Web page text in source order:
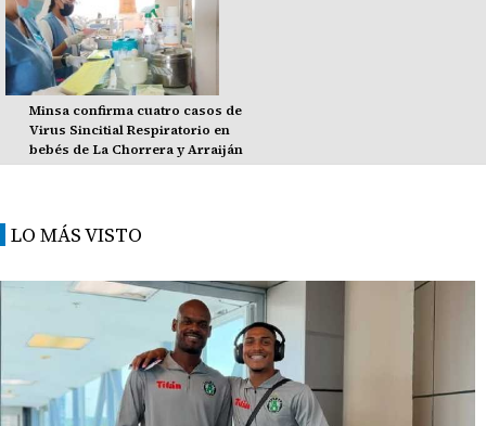
Minsa confirma cuatro casos de
Virus Sincitial Respiratorio en
bebés de La Chorrera y Arraiján
LO MÁS VISTO